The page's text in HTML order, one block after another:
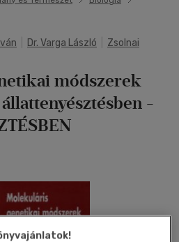
Dr. Varga László
Zsolnai
módszerek
-